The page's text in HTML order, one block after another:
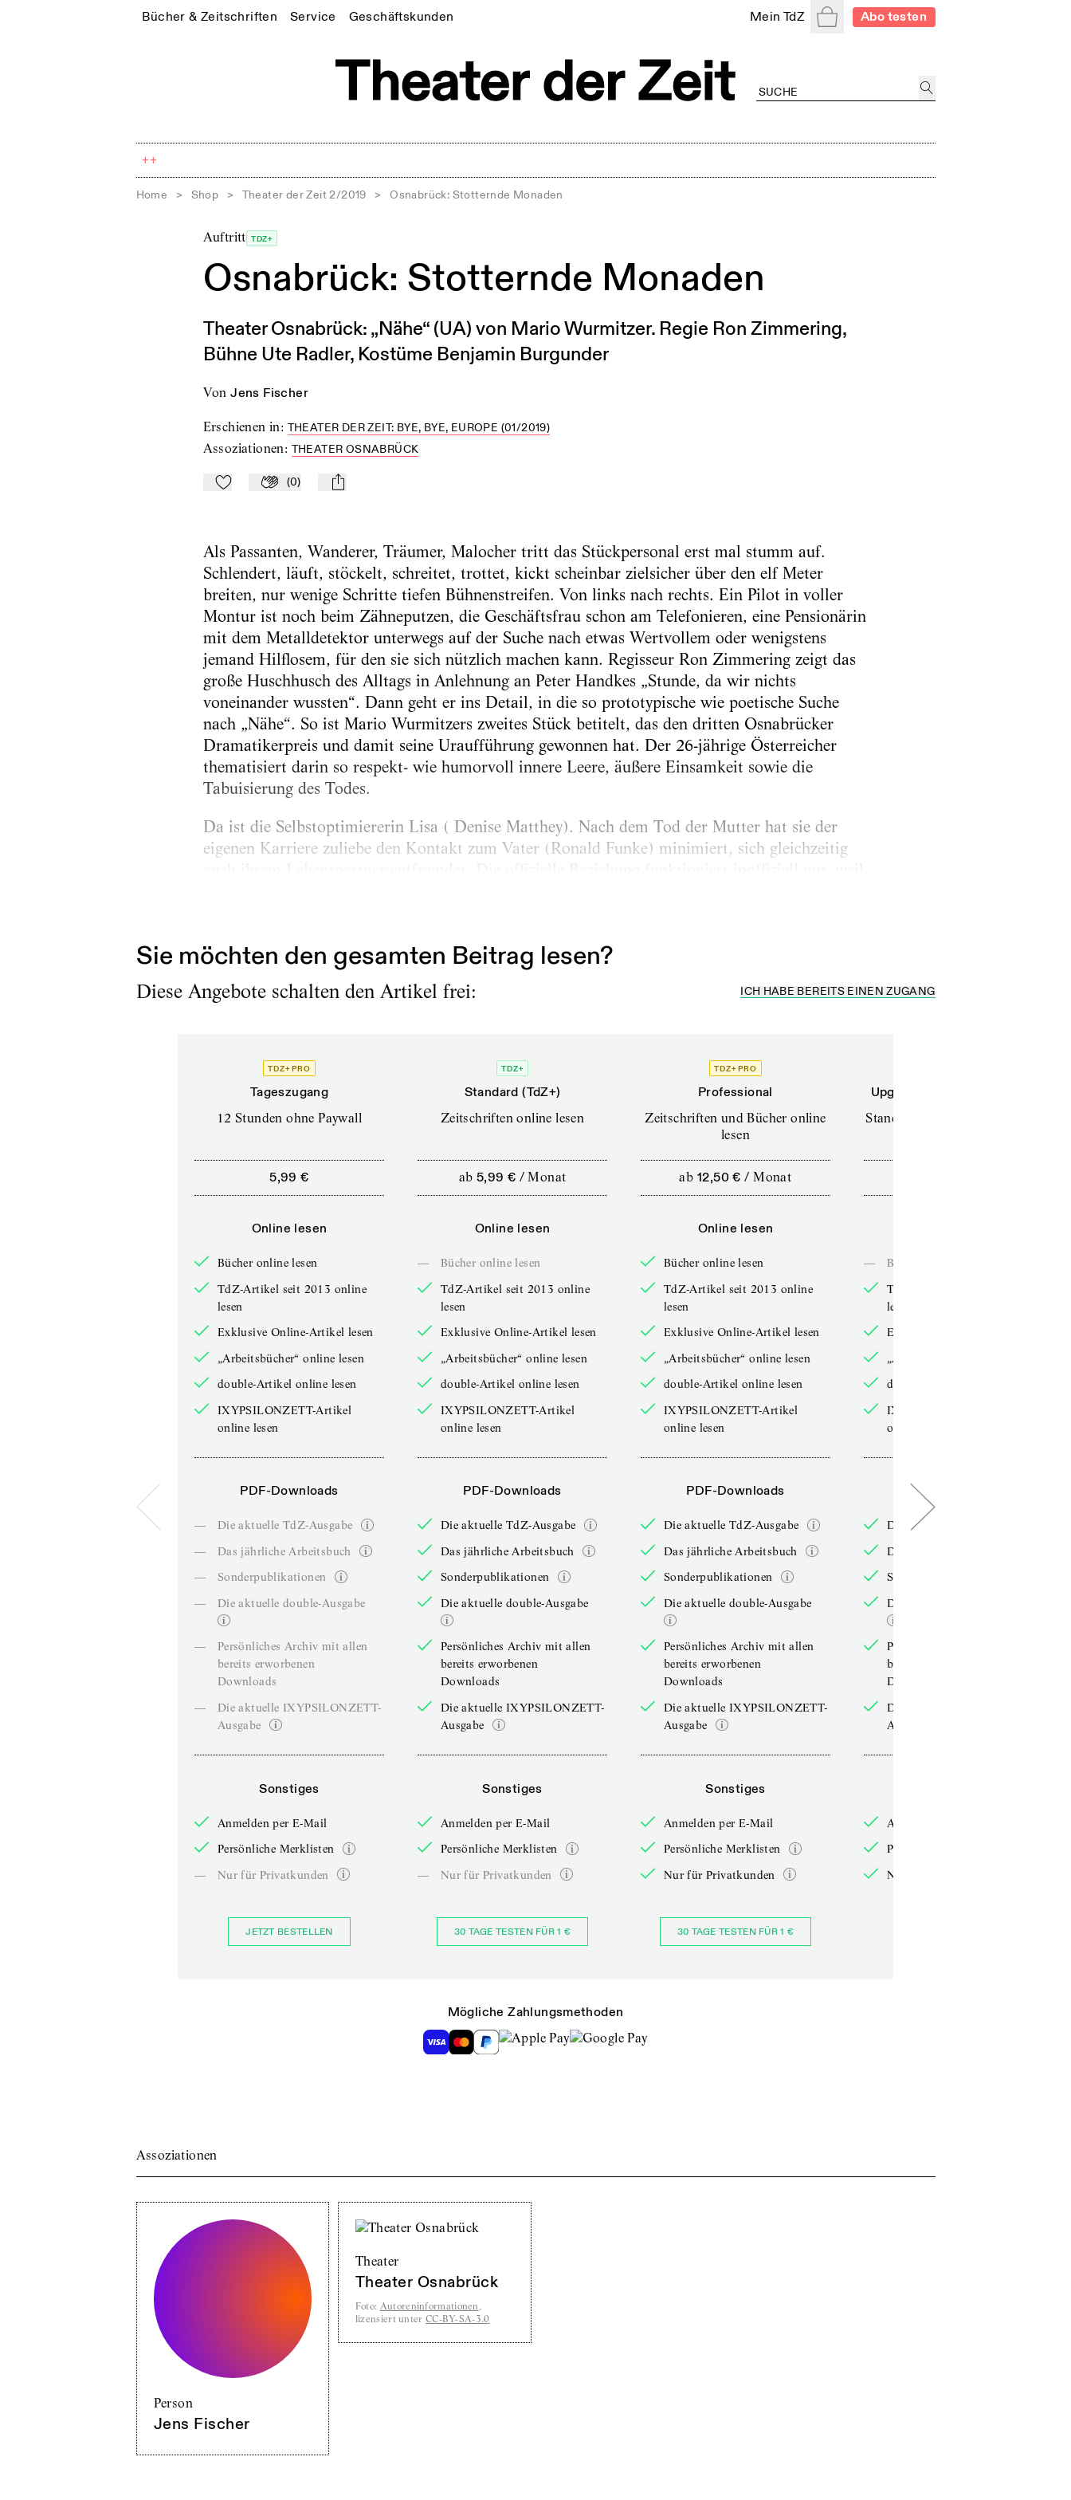
Bücher & Zeitschriften Service Geschäftskunden Mein TdZ WarenkorbAbo testen
++
Home > Shop > Theater der Zeit 2/2019 > Osnabrück: Stotternde Monaden
Auftritt TDZ+
Osnabrück: Stotternde Monaden
Theater Osnabrück: „Nähe“ (UA) von Mario Wurmitzer. Regie Ron Zimmering,
Bühne Ute Radler, Kostüme Benjamin Burgunder
von Jens Fischer
Erschienen in: THEATER DER ZEIT: BYE, BYE, EUROPE (01/2019)
Assoziationen: THEATER OSNABRÜCK
Zu Mein-TdZ hinzufügen
Applaudieren
(0) mail
Als Passanten, Wanderer, Träumer, Malocher tritt das Stückpersonal erst mal stumm auf.
Schlendert, läuft, stöckelt, schreitet, trottet, kickt scheinbar zielsicher über den elf Meter
breiten, nur wenige Schritte tiefen Bühnenstreifen. Von links nach rechts. Ein Pilot in voller
Montur ist noch beim Zähneputzen, die Geschäftsfrau schon am Telefonieren, eine Pensionärin
mit dem Metalldetektor unterwegs auf der Suche nach etwas Wertvollem oder wenigstens
jemand Hilflosem, für den sie sich nützlich machen kann. Regisseur Ron Zimmering zeigt das
große Huschhusch des Alltags in Anlehnung an Peter Handkes „Stunde, da wir nichts
voneinander wussten“. Dann geht er ins Detail, in die so prototypische wie poetische Suche
nach „Nähe“. So ist Mario Wurmitzers zweites Stück betitelt, das den dritten Osnabrücker
Dramatikerpreis und damit seine Uraufführung gewonnen hat. Der 26-jährige Österreicher
thematisiert darin so respekt- wie humorvoll innere Leere, äußere Einsamkeit sowie die
Tabuisierung des Todes.
Da ist die Selbstoptimiererin Lisa ( Denise Matthey). Nach dem Tod der Mutter hat sie der
eigenen Karriere zuliebe den Kontakt zum Vater (Ronald Funke) minimiert, sich gleichzeitig
Sie möchten den gesamten Beitrag lesen?
Diese Angebote schalten den Artikel frei: ICH HABE BEREITS EINEN ZUGANG
TDZ+ PRO
Tageszugang
12 Stunden ohne Paywall
5,99 €
Online lesen
Bücher online lesen
TdZ-Artikel seit 2013 online
lesen
Exklusive Online-Artikel lesen
„Arbeitsbücher“ online lesen
double-Artikel online lesen
IXYPSILONZETT-Artikel
online lesen
PDF-Downloads
—
Die aktuelle TdZ-Ausgabe
—
Das jährliche Arbeitsbuch
—
Sonderpublikationen
—
Die aktuelle double-Ausgabe
—
Persönliches Archiv mit allen
bereits erworbenen
Downloads
—
Die aktuelle IXYPSILONZETT-
Ausgabe
Sonstiges
Anmelden per E-Mail
Persönliche Merklisten
—
Nur für Privatkunden
JETZT BESTELLEN
TDZ+
Standard (TdZ+)
Zeitschriften online lesen
ab 5,99 € /Monat
Online lesen
—
Bücher online lesen
TdZ-Artikel seit 2013 online
lesen
Exklusive Online-Artikel lesen
„Arbeitsbücher“ online lesen
double-Artikel online lesen
IXYPSILONZETT-Artikel
online lesen
PDF-Downloads
Die aktuelle TdZ-Ausgabe
Das jährliche Arbeitsbuch
Sonderpublikationen
Die aktuelle double-Ausgabe
Persönliches Archiv mit allen
bereits erworbenen
Downloads
Die aktuelle IXYPSILONZETT-
Ausgabe
Sonstiges
Anmelden per E-Mail
Persönliche Merklisten
—
Nur für Privatkunden
30 TAGE TESTEN FÜR 1 €
TDZ+ PRO
Professional
Zeitschriften und Bücher online
lesen
ab 12,50 € /Monat
Online lesen
Bücher online lesen
TdZ-Artikel seit 2013 online
lesen
Exklusive Online-Artikel lesen
„Arbeitsbücher“ online lesen
double-Artikel online lesen
IXYPSILONZETT-Artikel
online lesen
PDF-Downloads
Die aktuelle TdZ-Ausgabe
Das jährliche Arbeitsbuch
Sonderpublikationen
Die aktuelle double-Ausgabe
Persönliches Archiv mit allen
bereits erworbenen
Downloads
Die aktuelle IXYPSILONZETT-
Ausgabe
Sonstiges
Anmelden per E-Mail
Persönliche Merklisten
Nur für Privatkunden
30 TAGE TESTEN FÜR 1 €
Upgrade für Printabonnenten
Standard (TdZ+) – Zeitschriften
—
Bücher online lesen
TdZ-Artikel seit 2013 online
lesen
Exklusive Online-Artikel lesen
„Arbeitsbücher“ online lesen
double-Artikel online lesen
IXYPSILONZETT-Artikel
online lesen
PDF-Downloads
Die aktuelle TdZ-Ausgabe
Das jährliche Arbeitsbuch
Sonderpublikationen
Die aktuelle double-Ausgabe
Persönliches Archiv mit allen
bereits erworbenen
Downloads
Die aktuelle IXYPSILONZETT-
Ausgabe
Anmelden per E-Mail
Persönliche Merklisten
Nur für Privatkunden
Mögliche Zahlungsmethoden
Assoziationen
Person
Jens Fischer
Theater
Theater Osnabrück
Foto: Autoreninformationen ,
lizensiert unter CC-BY-SA-3.0